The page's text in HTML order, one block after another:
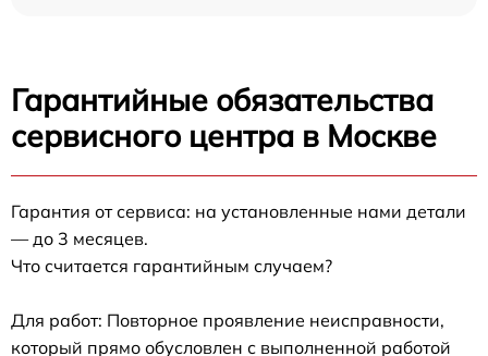
Гарантийные обязательства
сервисного центра в Москве
Гарантия от сервиса: на установленные нами детали
— до 3 месяцев.
Что считается гарантийным случаем?
Для работ: Повторное проявление неисправности,
который прямо обусловлен с выполненной работой